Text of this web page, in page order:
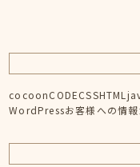
cocoonCODECSSHTML
WordPressお客様への情報